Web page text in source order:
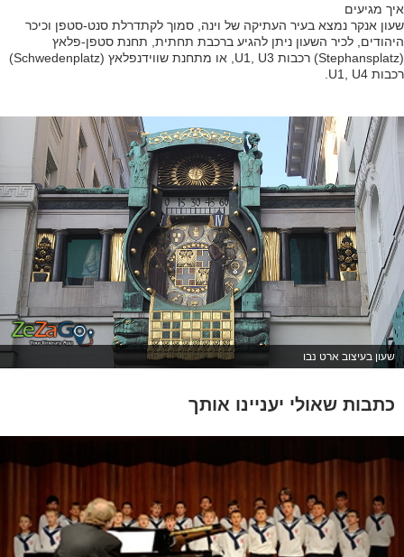
איך מגיעים
שעון אנקר נמצא בעיר העתיקה של וינה, סמוך לקתדרלת סנט-סטפן וכיכר
היהודים, לכיר השעון ניתן להגיע ברכבת תחתית, תחנת סטפן-פלאץ
(Stephansplatz) רכבות U1, U3, או מתחנת שווידנפלאץ (Schwedenplatz)
רכבות U1, U4.
שעון בעיצוב ארט נבו
כתבות שאולי יעניינו אותך